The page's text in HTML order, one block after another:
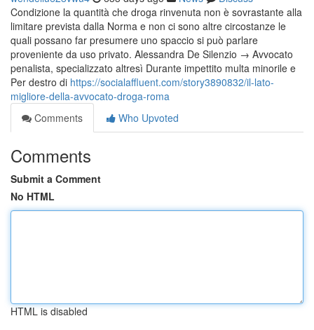
Condizione la quantità che droga rinvenuta non è sovrastante alla
limitare prevista dalla Norma e non ci sono altre circostanze le
quali possano far presumere uno spaccio si può parlare
proveniente da uso privato. Alessandra De Silenzio → Avvocato
penalista, specializzato altresì Durante impettito multa minorile e
Per destro di https://socialaffluent.com/story3890832/il-lato-
migliore-della-avvocato-droga-roma
Comments
Who Upvoted
Comments
Submit a Comment
No HTML
HTML is disabled